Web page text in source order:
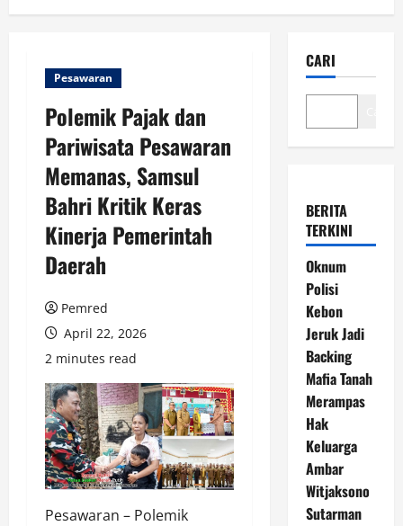
Pesawaran
Polemik Pajak dan
Pariwisata Pesawaran
Memanas, Samsul
Bahri Kritik Keras
Kinerja Pemerintah
Daerah
Pemred
April 22, 2026
2 minutes read
Pesawaran – Polemik
CARI
BERITA
TERKINI
Oknum
Polisi
Kebon
Jeruk Jadi
Backing
Mafia Tanah
Merampas
Hak
Keluarga
Ambar
Witjaksono
Sutarman